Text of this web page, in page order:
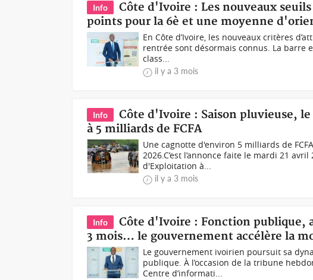
Info
Côte d'Ivoire : Les nouveaux
points pour la 6è et une moyenne
En Côte d’Ivoire, les nouveaux critères
rentrée sont désormais connus. La barre
class...
il y a 3 mois
Info
Côte d'Ivoire : Saison pluvieuse,
à 5 milliards de FCFA
Une cagnotte d'environ 5 milliards de
2026.C’est l’annonce faite le mardi 21
d'Exploitation à...
il y a 3 mois
Info
Côte d'Ivoire : Fonction publique,
3 mois… le gouvernement accélère la
Le gouvernement ivoirien poursuit sa
publique. À l’occasion de la tribune
Centre d’informati...